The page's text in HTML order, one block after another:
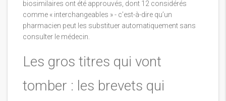
biosimilaires ont été approuvés, dont 12 considérés
comme « interchangeables » - c’est-à-dire qu’un
pharmacien peut les substituer automatiquement sans
consulter le médecin.
Les gros titres qui vont
tomber : les brevets qui